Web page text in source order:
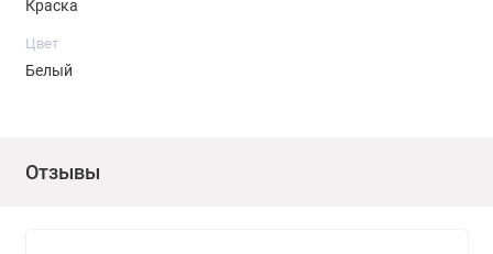
Краска
Цвет
Белый
Отзывы